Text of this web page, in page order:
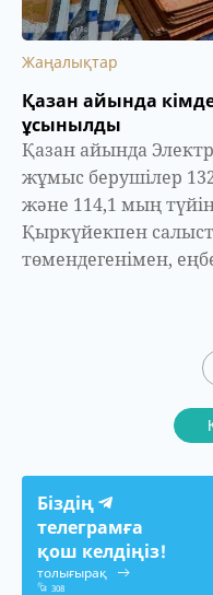
Жаңалықтар
Қазан айында
ұсынылды
Қазан айында
жұмыс берушілер
және 114,1 мың
Қыркүйекпен
төмендегенімен,
Біздің
телеграмға
қош келдіңіз!
толығырақ
308